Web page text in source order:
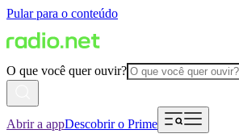
Pular para o conteúdo
O que você quer ouvir?
Abrir a appDescobrir o Prime